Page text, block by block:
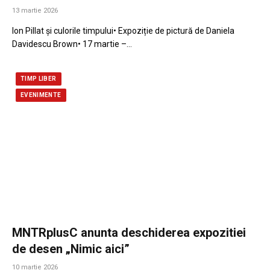
13 martie 2026
Ion Pillat și culorile timpului• Expoziție de pictură de Daniela
Davidescu Brown• 17 martie –…
TIMP LIBER
EVENIMENTE
MNTRplusC anunta deschiderea expozitiei
de desen „Nimic aici”
10 martie 2026